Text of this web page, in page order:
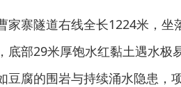
家寨隧道右线全长1224米，
底部29米厚饱水红黏土遇水极
豆腐的围岩与持续涌水隐患，